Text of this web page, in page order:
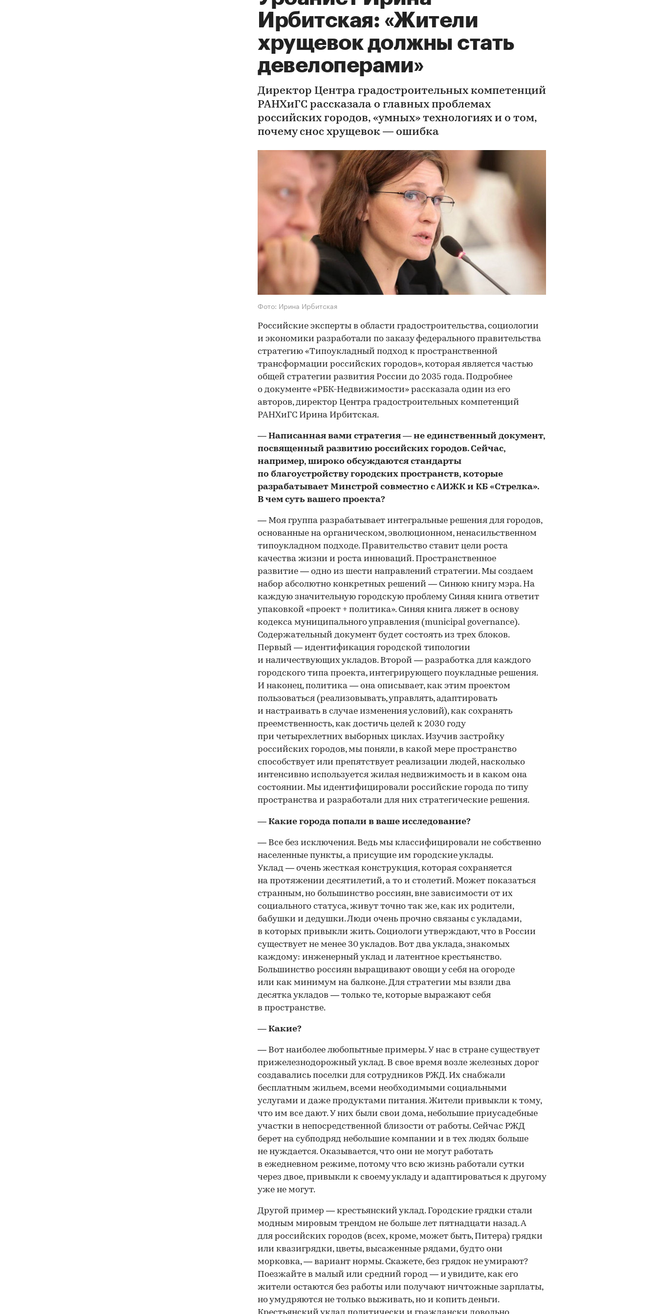
Ирбитская: «Жители
хрущевок должны стать
девелоперами»
Директор Центра градостроительных компетенций
РАНХиГС рассказала о главных проблемах
российских городов, «умных» технологиях и о том,
почему снос хрущевок — ошибка
Фото: Ирина Ирбитская
Российские эксперты в области градостроительства, социологии
и экономики разработали по заказу федерального правительства
стратегию «Типоукладный подход к пространственной
трансформации российских городов», которая является частью
общей стратегии развития России до 2035 года. Подробнее
о документе «РБК-Недвижимости» рассказала один из его
авторов, директор Центра градостроительных компетенций
РАНХиГС Ирина Ирбитская.
— Написанная вами стратегия — не единственный документ,
посвященный развитию российских городов. Сейчас,
например, широко обсуждаются стандарты
по благоустройству городских пространств, которые
разрабатывает Минстрой совместно с АИЖК и КБ «Стрелка».
В чем суть вашего проекта?
— Моя группа разрабатывает интегральные решения для городов,
основанные на органическом, эволюционном, ненасильственном
типоукладном подходе. Правительство ставит цели роста
качества жизни и роста инноваций. Пространственное
развитие — одно из шести направлений стратегии. Мы создаем
набор абсолютно конкретных решений — Синюю книгу мэра. На
каждую значительную городскую проблему Синяя книга ответит
упаковкой «проект + политика». Синяя книга ляжет в основу
кодекса муниципального управления (municipal governance).
Содержательный документ будет состоять из трех блоков.
Первый — идентификация городской типологии
и наличествующих укладов. Второй — разработка для каждого
городского типа проекта, интегрирующего поукладные решения.
И наконец, политика — она описывает, как этим проектом
пользоваться (реализовывать, управлять, адаптировать
и настраивать в случае изменения условий), как сохранять
преемственность, как достичь целей к 2030 году
при четырехлетних выборных циклах. Изучив застройку
российских городов, мы поняли, в какой мере пространство
способствует или препятствует реализации людей, насколько
интенсивно используется жилая недвижимость и в каком она
состоянии. Мы идентифицировали российские города по типу
пространства и разработали для них стратегические решения.
— Какие города попали в ваше исследование?
— Все без исключения. Ведь мы классифицировали не собственно
населенные пункты, а присущие им городские уклады.
Уклад — очень жесткая конструкция, которая сохраняется
на протяжении десятилетий, а то и столетий. Может показаться
странным, но большинство россиян, вне зависимости от их
социального статуса, живут точно так же, как их родители,
бабушки и дедушки. Люди очень прочно связаны с укладами,
в которых привыкли жить. Социологи утверждают, что в России
существует не менее 30 укладов. Вот два уклада, знакомых
каждому: инженерный уклад и латентное крестьянство.
Большинство россиян выращивают овощи у себя на огороде
или как минимум на балконе. Для стратегии мы взяли два
десятка укладов — только те, которые выражают себя
в пространстве.
— Какие?
— Вот наиболее любопытные примеры. У нас в стране существует
прижелезнодорожный уклад. В свое время возле железных дорог
создавались поселки для сотрудников РЖД. Их снабжали
бесплатным жильем, всеми необходимыми социальными
услугами и даже продуктами питания. Жители привыкли к тому,
что им все дают. У них были свои дома, небольшие приусадебные
участки в непосредственной близости от работы. Сейчас РЖД
берет на субподряд небольшие компании и в тех людях больше
не нуждается. Оказывается, что они не могут работать
в ежедневном режиме, потому что всю жизнь работали сутки
через двое, привыкли к своему укладу и адаптироваться к другому
уже не могут.
Другой пример — крестьянский уклад. Городские грядки стали
модным мировым трендом не больше лет пятнадцати назад. А
для российских городов (всех, кроме, может быть, Питера) грядки
или квазигрядки, цветы, высаженные рядами, будто они
морковка, — вариант нормы. Скажете, без грядок не умирают?
Поезжайте в малый или средний город — и увидите, как его
жители остаются без работы или получают ничтожные зарплаты,
но умудряются не только выживать, но и копить деньги.